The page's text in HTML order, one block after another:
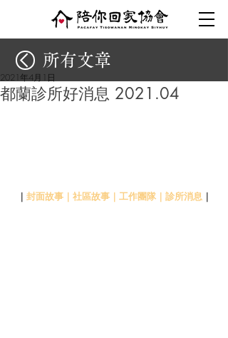
都蘭診所好消息 2021.04
2021年4月1日
｜ 封面故事｜ 社區故事｜ 工作團隊｜ 診所消息｜
所有文章